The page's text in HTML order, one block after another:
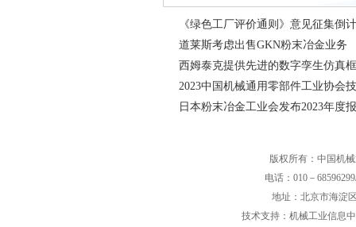
《绿色工厂评价通则》意见征集倒
道莱斯考虑出售GKN粉末冶金业务
西姆泰克提供先进的数字孪生仿真
2023中国机械通用零部件工业协会
日本粉末冶金工业会发布2023年度
版权所有：中国机
电话：010－
地址：北京市海淀
技术支持：机械工业信息